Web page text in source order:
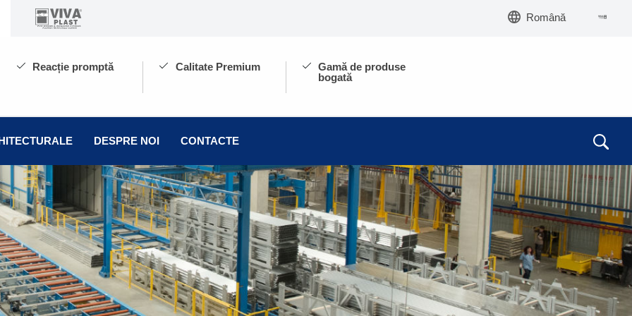
НАЗАД
Română
Reacție promptă Calitate Premium
Gamă de produse
bogată
DESPRE NOI CONTACTE